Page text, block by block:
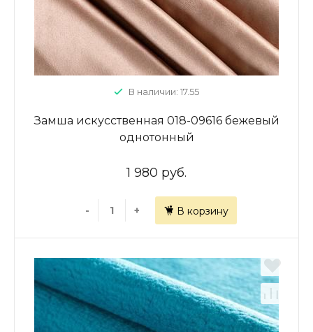
В наличии: 17.55
Замша искусственная 018-09616 бежевый
однотонный
1 980 руб.
- + В корзину